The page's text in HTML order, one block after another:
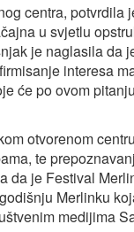
centra, potvrdila
u svjetlu
je naglasila da
interesa
će po ovom
otvorenom
te
da je Festival
Merlinku
medijima